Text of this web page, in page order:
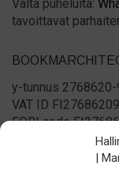
|
Vältä puheluita:
tavoittavat
y-tunnus 2768620-
VAT ID FI27686209
EORI code
Please no phone